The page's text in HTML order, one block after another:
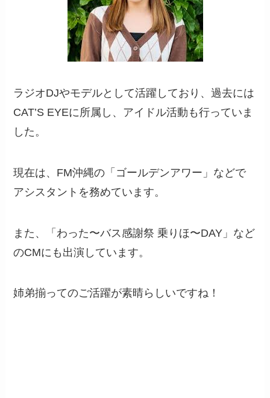
ラジオDJやモデルとして活躍しており、過去には
CAT’S EYEに所属し、アイドル活動も行っていま
した。
現在は、FM沖縄の「ゴールデンアワー」などで
アシスタントを務めています。
また、「わった〜バス感謝祭 乗りほ〜DAY」など
のCMにも出演しています。
姉弟揃ってのご活躍が素晴らしいですね！